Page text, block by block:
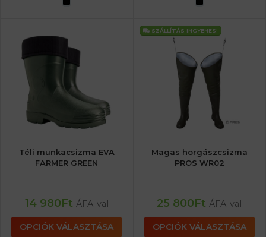
Téli munkacsizma EVA
FARMER GREEN
14 980Ft ÁFA-val
OPCIÓK VÁLASZTÁSA
SZÁLLÍTÁS INGYENES!
Magas horgászcsizma
PROS WR02
25 800Ft ÁFA-val
OPCIÓK VÁLASZTÁSA